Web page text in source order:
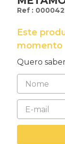
:
Este
momento
Quero